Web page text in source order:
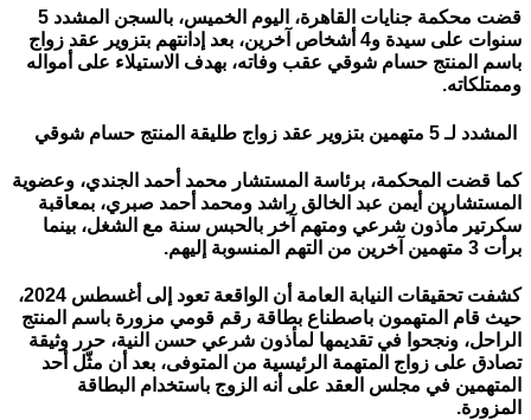
قضت محكمة جنايات القاهرة، اليوم الخميس، بالسجن المشدد 5
سنوات على سيدة و4 أشخاص آخرين، بعد إدانتهم بتزوير عقد زواج
باسم المنتج حسام شوقي عقب وفاته، بهدف الاستيلاء على أمواله
وممتلكاته.
المشدد لـ 5 متهمين بتزوير عقد زواج طليقة المنتج حسام شوقي
كما قضت المحكمة، برئاسة المستشار محمد أحمد الجندي، وعضوية
المستشارين أيمن عبد الخالق راشد ومحمد أحمد صبري، بمعاقبة
سكرتير مأذون شرعي ومتهم آخر بالحبس سنة مع الشغل، بينما
برأت 3 متهمين آخرين من التهم المنسوبة إليهم.
كشفت تحقيقات النيابة العامة أن الواقعة تعود إلى أغسطس 2024،
حيث قام المتهمون باصطناع بطاقة رقم قومي مزورة باسم المنتج
الراحل، ونجحوا في تقديمها لمأذون شرعي حسن النية، حرر وثيقة
تصادق على زواج المتهمة الرئيسية من المتوفى، بعد أن مثّل أحد
المتهمين في مجلس العقد على أنه الزوج باستخدام البطاقة
المزورة.